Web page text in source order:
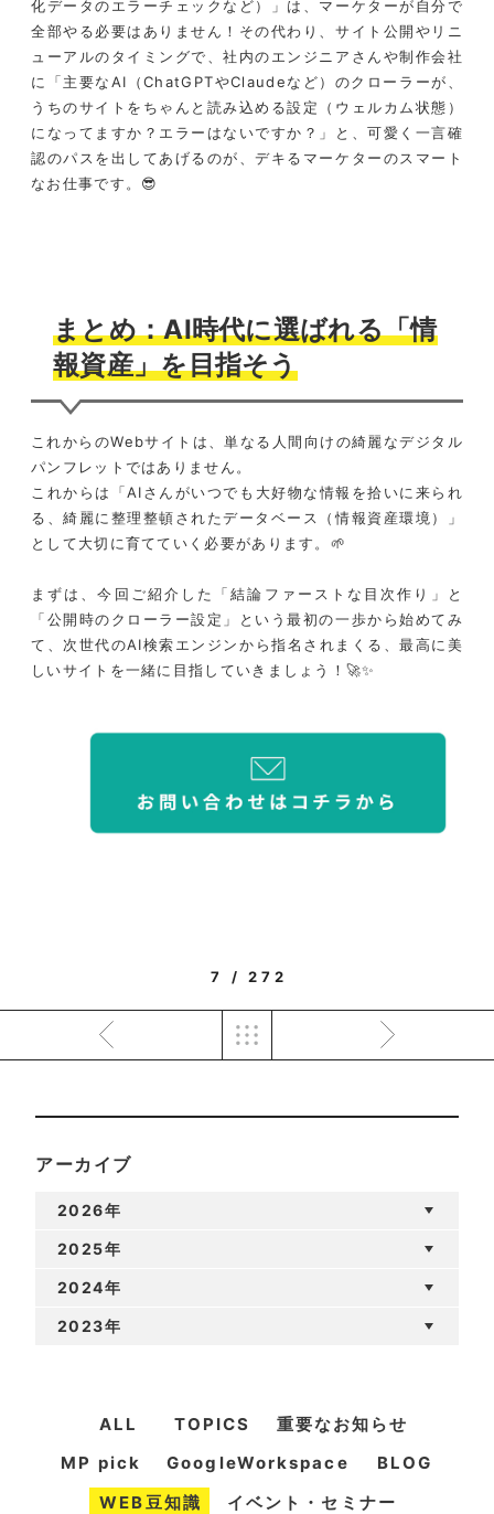
化データのエラーチェックなど）」は、マーケターが自分で
全部やる必要はありません！その代わり、サイト公開やリニ
ューアルのタイミングで、社内のエンジニアさんや制作会社
に「主要なAI（ChatGPTやClaudeなど）のクローラーが、
うちのサイトをちゃんと読み込める設定（ウェルカム状態）
になってますか？エラーはないですか？」と、可愛く一言確
認のパスを出してあげるのが、デキるマーケターのスマート
なお仕事です。😎
まとめ：AI時代に選ばれる「情
報資産」を目指そう
これからのWebサイトは、単なる人間向けの綺麗なデジタル
パンフレットではありません。
これからは「AIさんがいつでも大好物な情報を拾いに来られ
る、綺麗に整理整頓されたデータベース（情報資産環境）」
として大切に育てていく必要があります。🌱
まずは、今回ご紹介した「結論ファーストな目次作り」と
「公開時のクローラー設定」という最初の一歩から始めてみ
て、次世代のAI検索エンジンから指名されまくる、最高に美
しいサイトを一緒に目指していきましょう！🚀✨
7 / 272
アーカイブ
2026年
2025年
2024年
2023年
ALL TOPICS
重要なお知らせ
MP pick
GoogleWorkspace
BLOG
WEB豆知識
イベント・セミナー